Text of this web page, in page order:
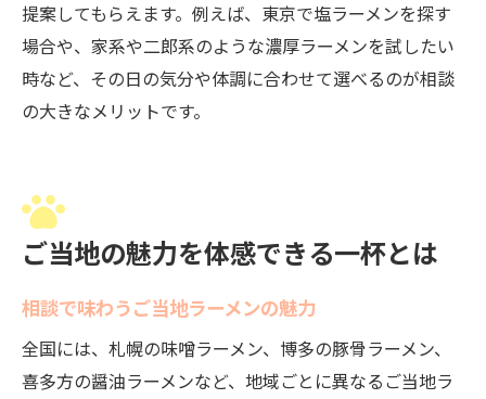
提案してもらえます。例えば、東京で塩ラーメンを探す
場合や、家系や二郎系のような濃厚ラーメンを試したい
時など、その日の気分や体調に合わせて選べるのが相談
の大きなメリットです。
ご当地の魅力を体感できる一杯とは
相談で味わうご当地ラーメンの魅力
全国には、札幌の味噌ラーメン、博多の豚骨ラーメン、
喜多方の醤油ラーメンなど、地域ごとに異なるご当地ラ